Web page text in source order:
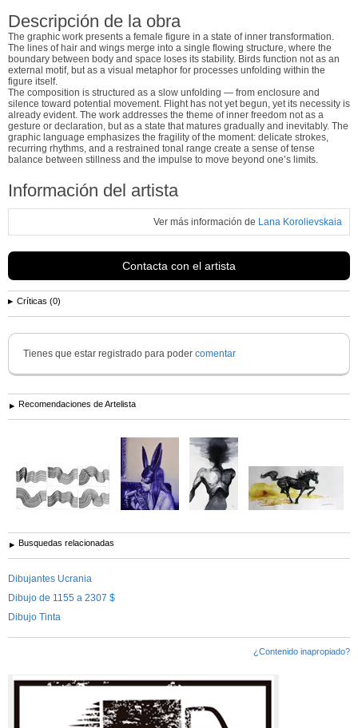
Descripción de la obra
The graphic work presents a female figure in a state of inner transformation.
The lines of hair and wings merge into a single flowing structure, where the
boundary between body and space loses its stability. Birds function not as an
external motif, but as a visual metaphor for processes unfolding within the
figure itself.
The composition is structured as a slow unfolding — from enclosure and
silence toward potential movement. Flight has not yet begun, yet its necessity is
already evident. The work addresses the theme of inner freedom not as a
gesture or declaration, but as a state that matures gradually and inevitably. The
graphic language emphasizes the fragility of the moment: delicate strokes,
recurring rhythms, and a restrained tonal range create a sense of tense
balance between stillness and the impulse to move beyond one’s limits.
Información del artista
Ver más información de Lana Korolievskaia
Contacta con el artista
Críticas (0)
Tienes que estar registrado para poder comentar
Recomendaciones de Artelista
Busquedas relacionadas
Dibujantes Ucrania
Dibujo de 1155 a 2307 $
Dibujo Tinta
¿Contenido inapropiado?